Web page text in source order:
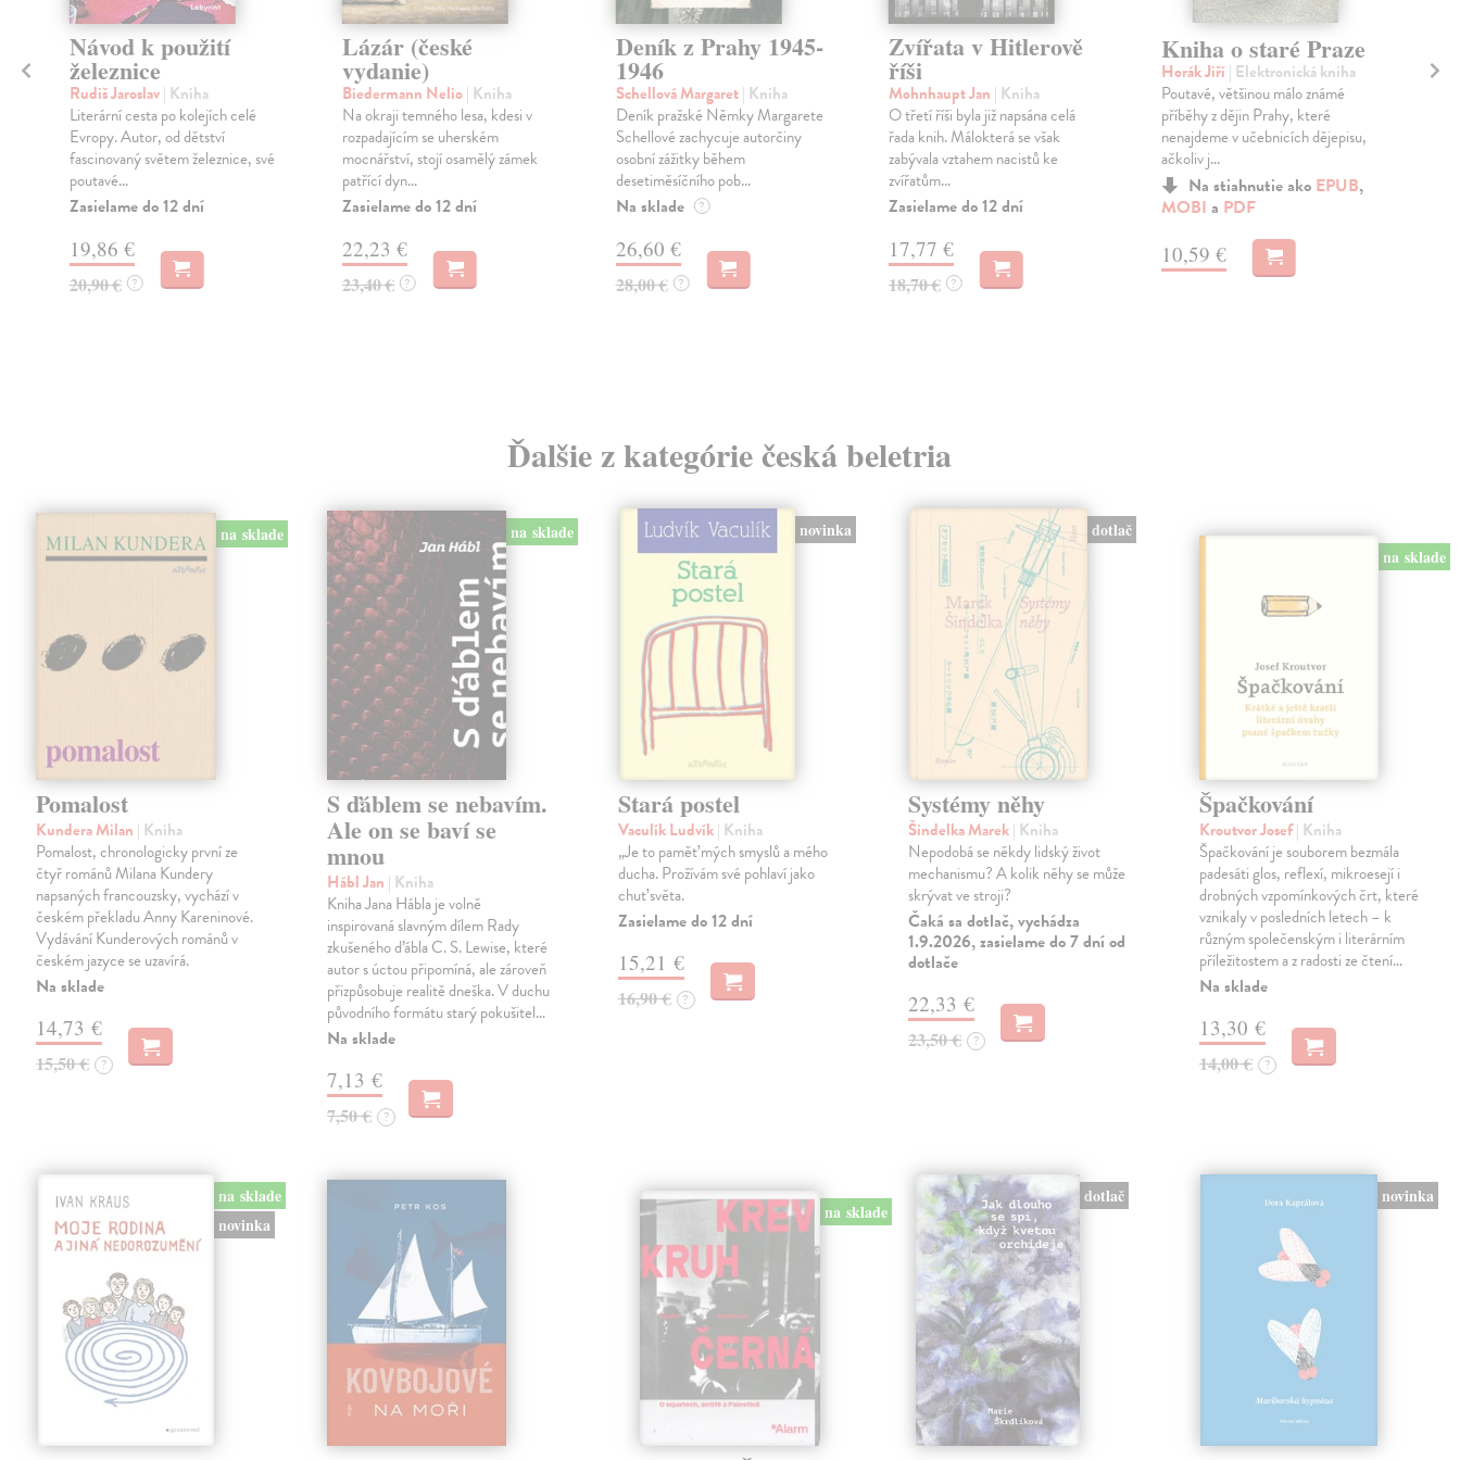
Návod k použití
železnice
Rudiš Jaroslav| Kniha
Literární cesta po kolejích celé
Evropy. Autor, od dětství
fascinovaný světem železnice, své
poutavé...
Zasielame do 12 dní
19,86 €
20,90 € ?
Lázár (české
vydanie)
Biedermann Nelio| Kniha
Na okraji temného lesa, kdesi v
rozpadajícím se uherském
mocnářství, stojí osamělý zámek
patřící dyn...
Zasielame do 12 dní
22,23 €
23,40 € ?
Deník z Prahy 1945-
1946
Schellová Margaret| Kniha
Deník pražské Němky Margarete
Schellové zachycuje autorčiny
osobní zážitky během
desetiměsíčního pob...
Na sklade ?
26,60 €
28,00 € ?
Zvířata v Hitlerově
říši
Mohnhaupt Jan | Kniha
O třetí říši byla již napsána celá
řada knih. Málokterá se však
zabývala vztahem nacistů ke
zvířatům...
Zasielame do 12 dní
17,77 €
18,70 € ?
Kniha o staré Praze
Horák Jiří | Elektronická kniha
Poutavé, většinou málo známé
příběhy z dějin Prahy, které
nenajdeme v učebnicích dějepisu,
ačkoliv j...
Na stiahnutie ako EPUB,
MOBI a PDF
10,59 €
Ďalšie z kategórie česká beletria
na sklade
Pomalost
Kundera Milan | Kniha
Pomalost, chronologicky první ze
čtyř románů Milana Kundery
napsaných francouzsky, vychází v
českém překladu Anny Kareninové.
Vydávání Kunderových románů v
českém jazyce se uzavírá.
Na sklade
14,73 €
15,50 € ?
na sklade
S ďáblem se nebavím.
Ale on se baví se
mnou
Hábl Jan | Kniha
Kniha Jana Hábla je volně
inspirovaná slavným dílem Rady
zkušeného ďábla C. S. Lewise, které
autor s úctou připomíná, ale zároveň
přizpůsobuje realitě dneška. V duchu
původního formátu starý pokušitel…
Na sklade
7,13 €
7,50 € ?
novinka
Stará postel
Vaculík Ludvík| Kniha
„Je to paměť mých smyslů a mého
ducha. Prožívám své pohlaví jako
chuť světa.
Zasielame do 12 dní
15,21 €
16,90 € ?
dotlač
Systémy něhy
Šindelka Marek| Kniha
Nepodobá se někdy lidský život
mechanismu? A kolik něhy se může
skrývat ve stroji?
Čaká sa dotlač, vychádza
1.9.2026, zasielame do 7 dní od
dotlače
22,33 €
23,50 € ?
na sklade
Špačkování
Kroutvor Josef| Kniha
Špačkování je souborem bezmála
padesáti glos, reflexí, mikroesejí i
drobných vzpomínkových črt, které
vznikaly v posledních letech – k
různým společenským i literárním
příležitostem a z radosti ze čtení…
Na sklade
13,30 €
14,00 € ?
na sklade
novinka
na sklade
dotlač novinka